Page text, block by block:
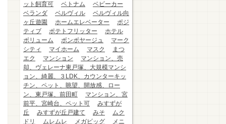
ット飼育可
ベトナム
ベビーカー
ベランダ
ベルヴィル
ベルヴィル向
ヶ丘遊園
ホームエレベーター
ポジ
ティブ
ポテトフリッター
ホテル
ボリューム
ボンボヤージュ
マーク
シティ
マイホーム マスク
まつ
エク
マンション
マンション、売
却、ヴェレーナ東戸塚、大規模マンシ
ョン、綺麗、３LDK、カウンターキッ
チン、ペット、眺望、開放感、ロー
ン、東戸塚、前田町
マンション、宮
前平、宮崎台、ペット可
みすずが
丘
みすずが丘戸建て みそ
ムク
ドリ
ムレムレ メガビッグ
メニ